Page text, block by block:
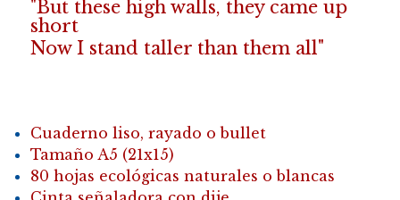
"But these high walls, they came up
short
Now I stand taller than them all"
Cuaderno liso, rayado o bullet
Tamaño A5 (21x15)
80 hojas ecológicas naturales o blancas